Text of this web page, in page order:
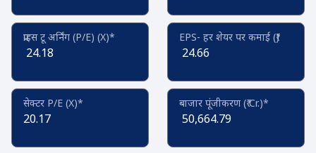
प्राइस टू अर्निंग (P/E) (X)*
24.18
EPS- हर शेयर पर कमाई (₹)
24.66
सेक्टर P/E (X)*
20.17
बाजार पूंजीकरण (₹ Cr.)*
50,664.79